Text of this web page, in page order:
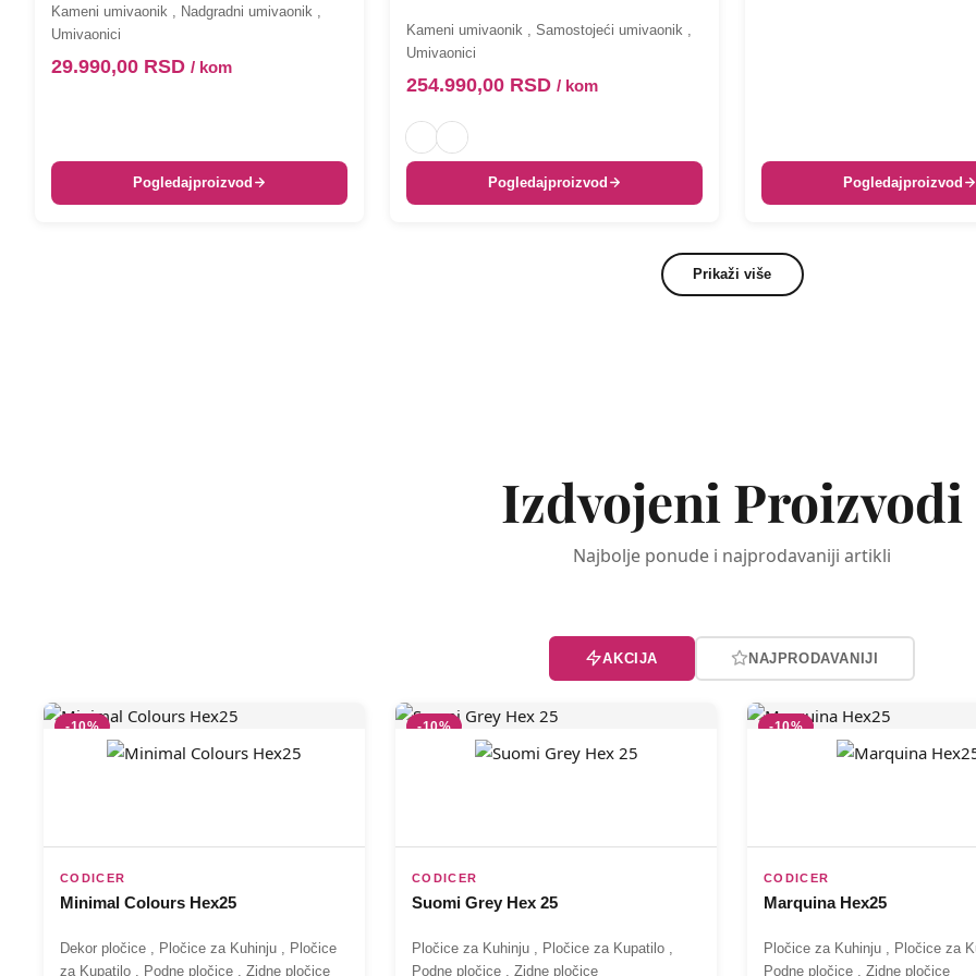
Kameni umivaonik Nadgradni umivaonik
Umivaonici
29.990,00 RSD / kom
Pogledajproizvod
Kameni umivaonik Samostojeći umivaonik
Umivaonici
254.990,00 RSD / kom
Pogledajproizvod Pogledajproizvod
Prikaži više
Izdvojeni Proizvodi
Najbolje ponude i najprodavaniji artikli
AKCIJA NAJPRODAVANIJI
-10%
CODICER
Minimal Colours Hex25
Dekor pločice , Pločice za Kuhinju , Pločice
za Kupatilo , Podne pločice , Zidne pločice
-10%
CODICER
Suomi Grey Hex 25
Pločice za Kuhinju , Pločice za Kupatilo ,
Podne pločice , Zidne pločice
-10%
CODICER
Marquina Hex25
Pločice za Kuhinju , Pločice za
Podne pločice , Zidne pločice